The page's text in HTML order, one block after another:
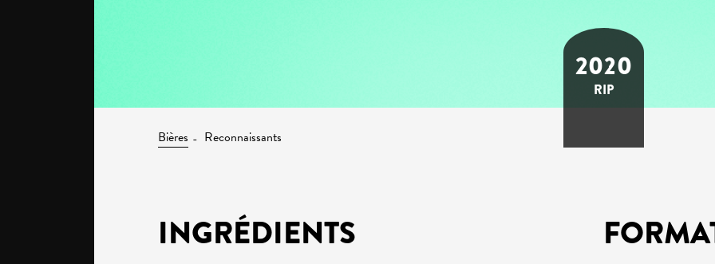
2020
RIP
Bières Reconnaissants
INGRÉDIENTS